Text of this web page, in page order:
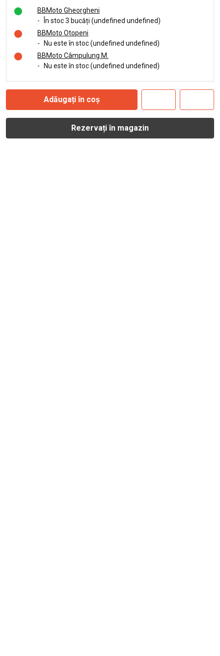
BBMoto Gheorgheni
-
În stoc 3 bucăți (undefined undefined)
BBMoto Otopeni
-
Nu este în stoc (undefined undefined)
BBMoto Câmpulung M.
-
Nu este în stoc (undefined undefined)
Adăugați în coș
Rezervați în magazin